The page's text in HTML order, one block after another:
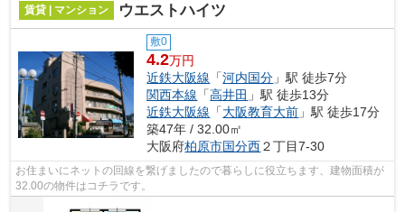
賃貸 | マンション ウエストハイツ
敷0
4.2万円
近鉄大阪線 「河内国分 」駅 徒歩7分
関西本線 「高井田 」駅 徒歩13分
近鉄大阪線 「大阪教育大前 」駅 徒歩17分
築47年 / 32.00㎡
大阪府柏原市国分西２丁目7-30
お住まいにネットの回線を繋げましたので暮らしに役立ちます、建物面積が
32.00の物件はコチラです。